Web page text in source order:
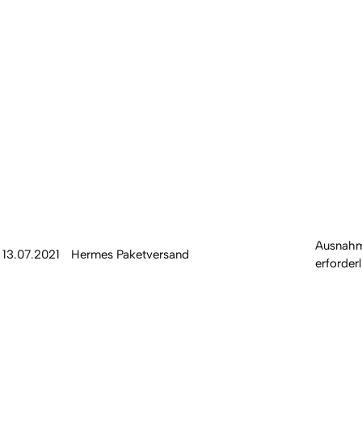
13.07.2021 Hermes Paketversand